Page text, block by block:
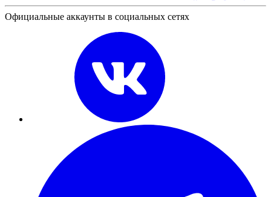
Официальные аккаунты в социальных сетях